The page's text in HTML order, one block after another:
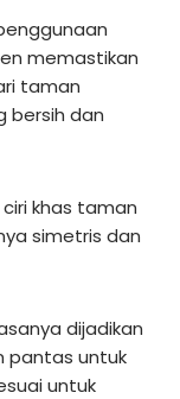
memastikan
taman
bersih dan
khas taman
simetris dan
dijadikan
pantas untuk
untuk